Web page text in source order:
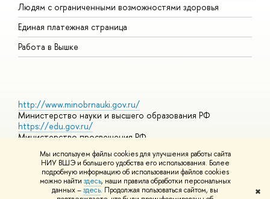
Мы используем файлы cookies для улучшения работы сайта
НИУ ВШЭ и большего удобства его использования. Более
подробную информацию об использовании файлов cookies
можно найти здесь, наши правила обработки персональных
данных –здесь. Продолжая пользоваться сайтом, вы
✖
Людям с ограниченными возможностями здоровья
Единая платежная страница
Работа в Вышке
http://www.minobrnauki.gov.ru/
Министерство науки и высшего образования РФ
https://edu.gov.ru/
Министерство просвещения РФ
Массовые открытые онлайн-курсы
© НИУ ВШЭ 1993–2026 Адреса и контактыУсловия